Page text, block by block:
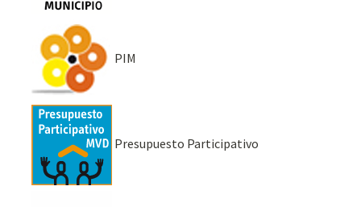
PIM
Presupuesto Participativo